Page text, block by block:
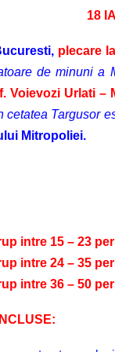
18
plecare
de minuni a
Voievozi Urlati –
cetatea Targusor
Mitropoliei.
intre 15 – 23
intre 24 – 35
intre 36 – 50